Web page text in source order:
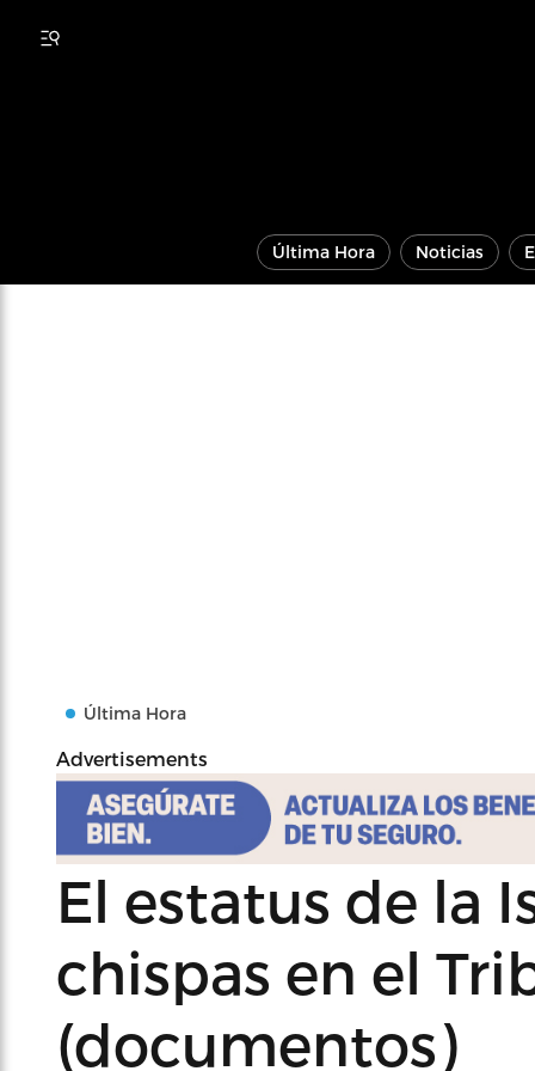
Última Hora Noticias
Última Hora
Advertisements
El estatus de la
chispas en el
(documentos)